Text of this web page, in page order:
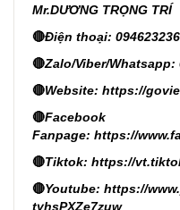
Mr.DƯƠNG TRỌNG TRÍ
🔴Điện thoại:
🔴Zalo/Viber/Whatsapp:
🔴Website: https://
🔴Facebook
Fanpage: https://
🔴Tiktok: https://
🔴Youtube: https://
tyhsPXZe7zuw